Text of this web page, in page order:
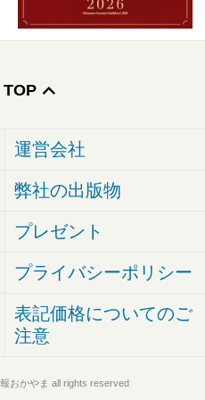
TOP
運営会社
弊社の出版物
プレゼント
プライバシーポリシー
表記価格についてのご
注意
おかやま all rights reserved